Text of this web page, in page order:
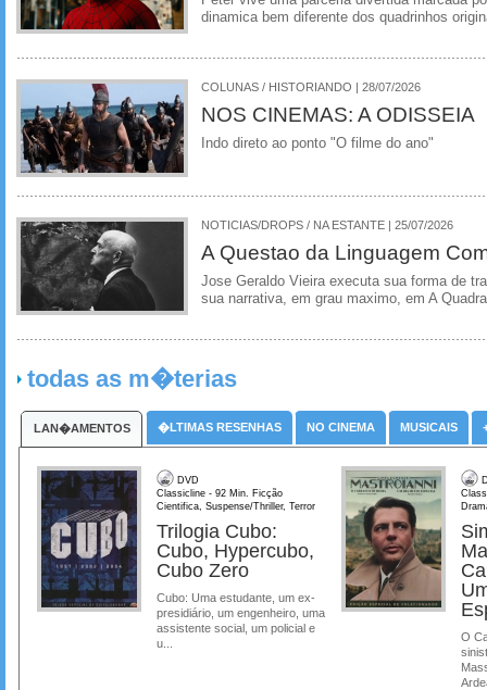
dinamica bem diferente dos quadrinhos
COLUNAS / HISTORIANDO | 28/07/2026
NOS CINEMAS: A ODISSEIA
Indo direto ao ponto "O filme do ano"
NOTICIAS/DROPS / NA ESTANTE | 25/07/2026
A Questao da Linguagem
Jose Geraldo Vieira executa sua forma de
sua narrativa, em grau maximo, em A
todas as m�terias
LAN�AMENTOS �LTIMAS RESENHAS NO CINEMA MUSICAIS
DVD
Classicline - 92 Min. Ficção
Cientifica, Suspense/Thriller, Terror
Trilogia Cubo:
Cubo, Hypercubo,
Cubo Zero
Cubo: Uma estudante, um ex-
presidiário, um engenheiro, uma
assistente social, um policial e
u...
O